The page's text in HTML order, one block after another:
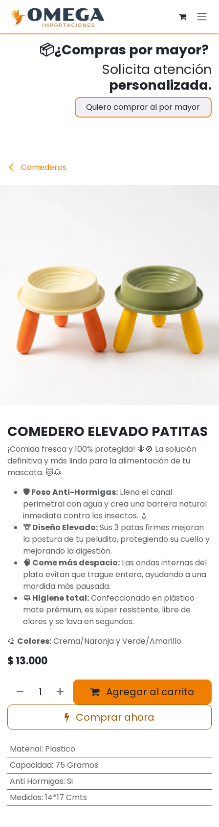
Ir al contenido
📦¿Compras por mayor?
Solicita atención
personalizada.
Quiero comprar al por mayor
Comederos
COMEDERO ELEVADO PATITAS
¡Comida fresca y 100% protegida! 🐜🚫 La solución
definitiva y más linda para la alimentación de tu
mascota. 🐱🐶
🛡️ Foso Anti-Hormigas: Llena el canal
perimetral con agua y crea una barrera natural
inmediata contra los insectos. 💧
🦒 Diseño Elevado:Sus 3 patas firmes mejoran
la postura de tu peludito, protegiendo su cuello y
mejorando la digestión.
🧠 Come más despacio: Las ondas internas del
plato evitan que trague entero, ayudando a una
mordida más pausada.
🧼 Higiene total:Confeccionado en plástico
mate prémium, es súper resistente, libre de
olores y se lava en segundos.
🎨 Colores:Crema/Naranja y Verde/Amarillo.
$ 13.000
Agregar al carrito
Comprar ahora
Material: Plastico
Capacidad: 75 Gramos
Anti Hormigas: Si
Medidas: 14*17 Cmts